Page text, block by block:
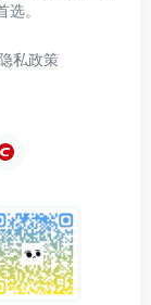
。
私政策